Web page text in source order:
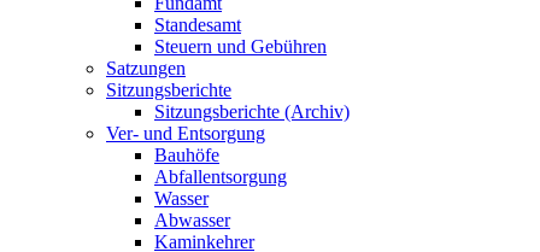
Standesamt
Steuern und Gebühren
Satzungen
Sitzungsberichte
Sitzungsberichte (Archiv)
Ver- und Entsorgung
Bauhöfe
Abfallentsorgung
Wasser
Abwasser
Kaminkehrer